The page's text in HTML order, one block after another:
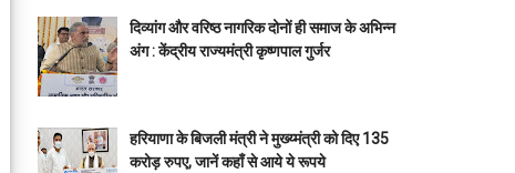
दिव्यांग और वरिष्ठ नागरिक दोनों ही समाज के अभिन्न
अंग : केंद्रीय राज्यमंत्री कृष्णपाल गुर्जर
हरियाणा के बिजली मंत्री ने मुख्य्मंत्री को दिए 135
करोड़ रुपए, जानें कहाँ से आये ये रूपये